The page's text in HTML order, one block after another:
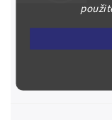
Posoudíme kvalitu